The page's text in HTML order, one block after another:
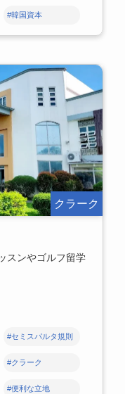
#韓国資本
クラーク
スンやゴルフ留学
#セミスパルタ規則
#クラーク
#便利な立地